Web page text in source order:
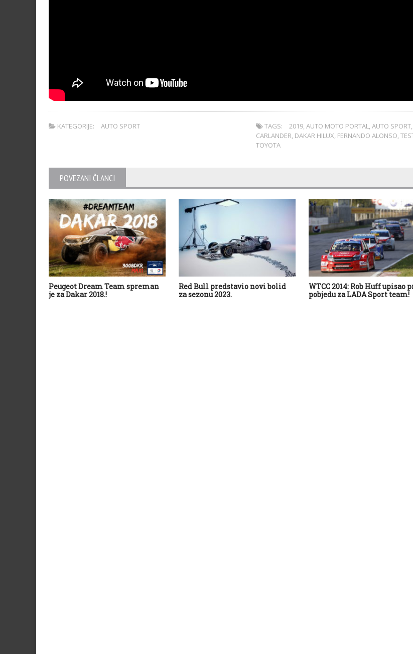
KATEGORIJE: AUTO SPORT TAGS: 2019,AUTO MOTO PORTAL,AUTO SPORT,
CARLANDER, DAKAR HILUX, FERNANDO ALONSO,
TOYOTA
POVEZANI ČLANCI
Peugeot Dream Team spreman
je za Dakar 2018.!
Red Bull predstavio novi bolid
za sezonu 2023.
WTCC 2014: Rob Huff upisao
pobjedu za LADA Sport team!